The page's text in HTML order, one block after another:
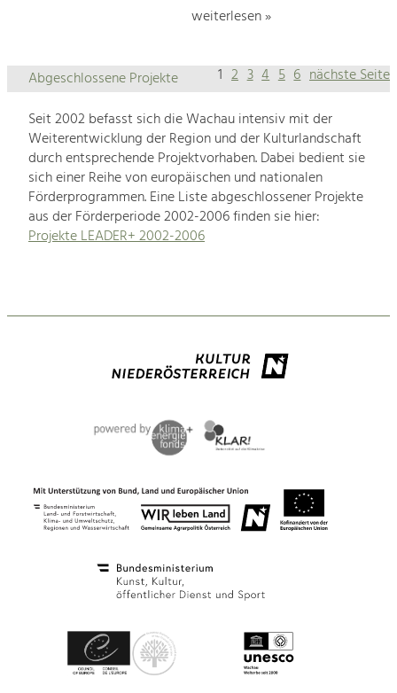
weiterlesen »
1 2 3 4 5 6 nächste Seite
Abgeschlossene Projekte
Seit 2002 befasst sich die Wachau intensiv mit der
Weiterentwicklung der Region und der Kulturlandschaft
durch entsprechende Projektvorhaben. Dabei bedient sie
sich einer Reihe von europäischen und nationalen
Förderprogrammen. Eine Liste abgeschlossener Projekte
aus der Förderperiode 2002-2006 finden sie hier:
Projekte LEADER+ 2002-2006